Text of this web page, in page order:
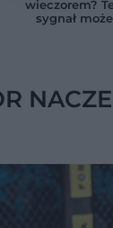
wieczorem?
sygnał może